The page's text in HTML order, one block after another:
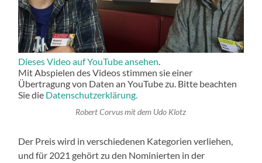
Dieses Video auf YouTube ansehen.
Mit Abspielen des Videos stimmen sie einer
Übertragung von Daten an YouTube zu. Bitte beachten
Sie die Datenschutzerklärung.
Robert Corvus mit dem Udo Klotz
Der Preis wird in verschiedenen Kategorien verliehen,
und für 2021 gehört zu den Nominierten in der